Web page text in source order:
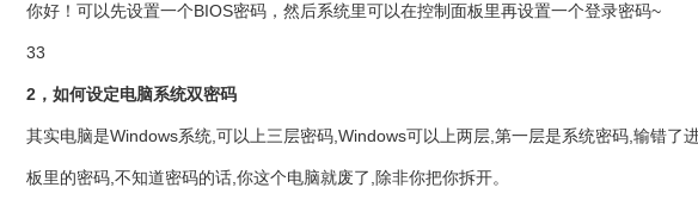
你好！可以先设置一个BIOS密码，然后系统里可以在控制面板里再设置一个登录密码~
33
2，如何设定电脑系统双密码
其实电脑是Windows系统,可以上三层密码,Windows可以上两层,第一层是系统密码,输错
板里的密码,不知道密码的话,你这个电脑就废了,除非你把你拆开。